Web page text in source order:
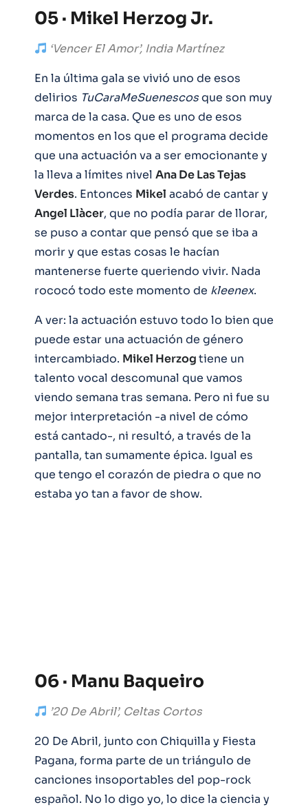
05 · Mikel Herzog Jr.
‘Vencer El Amor’, India Martínez
En la última gala se vivió uno de esos
delirios TuCaraMeSuenescosque son muy
marca de la casa. Que es uno de esos
momentos en los que el programa decide
que una actuación va a ser emocionante y
la lleva a límites nivel Ana De Las Tejas
Verdes. Entonces Mikel acabó de cantar y
Angel Llàcer, que no podía parar de llorar,
se puso a contar que pensó que se iba a
morir y que estas cosas le hacían
mantenerse fuerte queriendo vivir. Nada
rococó todo este momento de kleenex.
A ver: la actuación estuvo todo lo bien que
puede estar una actuación de género
intercambiado. Mikel Herzogtiene un
talento vocal descomunal que vamos
viendo semana tras semana. Pero ni fue su
mejor interpretación -a nivel de cómo
está cantado-, ni resultó, a través de la
pantalla, tan sumamente épica. Igual es
que tengo el corazón de piedra o que no
estaba yo tan a favor de show.
06 · Manu Baqueiro
’20 De Abril’, Celtas Cortos
20 De Abril, junto con Chiquilla y Fiesta
Pagana, forma parte de un triángulo de
canciones insoportables del pop-rock
español. No lo digo yo, lo dice la ciencia y